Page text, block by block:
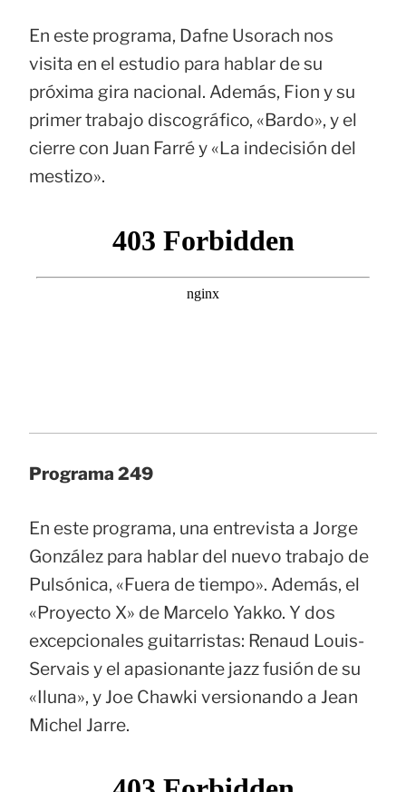
En este programa, Dafne Usorach nos
visita en el estudio para hablar de su
próxima gira nacional. Además, Fion y su
primer trabajo discográfico, «Bardo», y el
cierre con Juan Farré y «La indecisión del
mestizo».
Programa 249
En este programa, una entrevista a Jorge
González para hablar del nuevo trabajo de
Pulsónica, «Fuera de tiempo». Además, el
«Proyecto X» de Marcelo Yakko. Y dos
excepcionales guitarristas: Renaud Louis-
Servais y el apasionante jazz fusión de su
«Iluna», y Joe Chawki versionando a Jean
Michel Jarre.